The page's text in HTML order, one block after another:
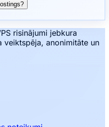
risinājumi jebkura
anonimitāte un